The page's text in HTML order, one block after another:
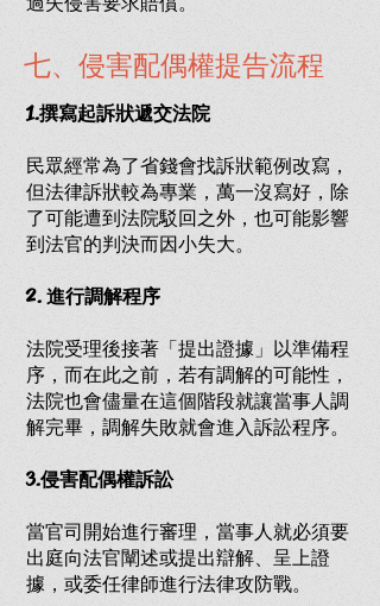
七、侵害配偶權提告流程
1.撰寫起訴狀遞交法院
民眾經常為了省錢會找訴狀範例改寫，
但法律訴狀較為專業，萬一沒寫好，除
了可能遭到法院駁回之外，也可能影響
到法官的判決而因小失大。
2. 進行調解程序
法院受理後接著「提出證據」以準備程
序，而在此之前，若有調解的可能性，
法院也會儘量在這個階段就讓當事人調
解完畢，調解失敗就會進入訴訟程序。
3.侵害配偶權訴訟
當官司開始進行審理，當事人就必須要
出庭向法官闡述或提出辯解、呈上證
據，或委任律師進行法律攻防戰。